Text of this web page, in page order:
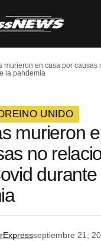
murieron en casa por causas
la pandemia
REINO UNIDO
murieron
no
durante
septiembre 21,